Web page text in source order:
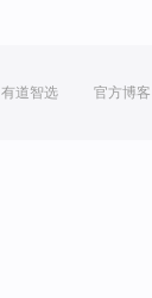
有道智选 官方博客